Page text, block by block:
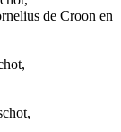
de Croon en